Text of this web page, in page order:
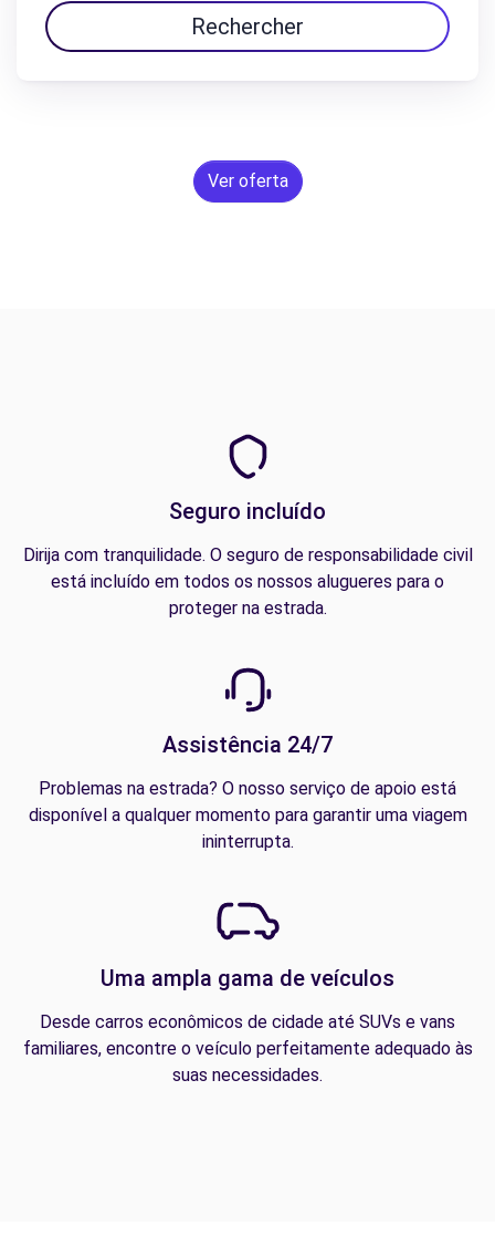
Rechercher
Ver oferta
Seguro incluído
Dirija com tranquilidade. O seguro de responsabilidade civil
está incluído em todos os nossos alugueres para o
proteger na estrada.
Assistência 24/7
Problemas na estrada? O nosso serviço de apoio está
disponível a qualquer momento para garantir uma viagem
ininterrupta.
Uma ampla gama de veículos
Desde carros econômicos de cidade até SUVs e vans
familiares, encontre o veículo perfeitamente adequado às
suas necessidades.